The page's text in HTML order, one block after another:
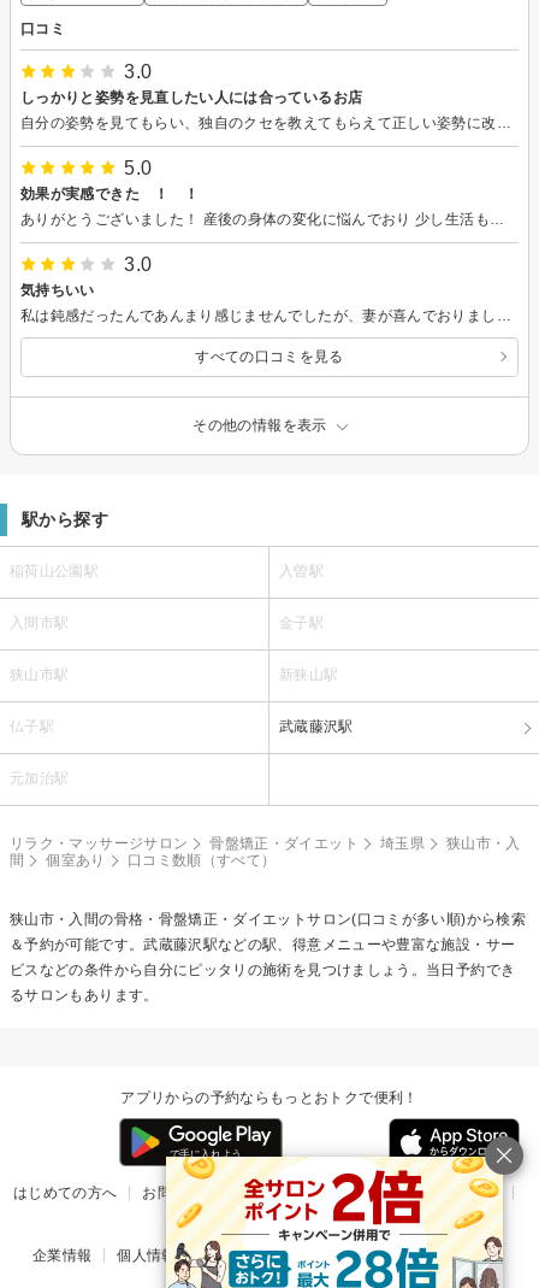
口コミ
3.0
しっかりと姿勢を見直したい人には合っているお店
5.0
効果が実感できた ！ ！
3.0
気持ちいい
すべての口コミを見る
その他の情報を表示
駅から探す
稲荷山公園駅 入曽駅
入間市駅 金子駅
狭山市駅 新狭山駅
仏子駅 武蔵藤沢駅
元加治駅
リラク・マッサージサロン 骨盤矯正・ダイエット 埼玉県
狭山市・入
間
個室あり 口コミ数順（すべて）
狭山市・入間の骨格・骨盤矯正・ダイエットサロン(口コミが多い順)から検索
＆予約が可能です。武蔵藤沢駅などの駅、得意メニューや豊富な施設・サー
ビスなどの条件から自分にピッタリの施術を見つけましょう。当日予約でき
るサロンもあります。
アプリからの予約ならもっとおトクで便利！
はじめての方へ お問い合わせ ヘルプ リリース情報
利用規約
掲載ご希望のサロン様
企業情報 個人情報保護方針 楽天のサービス一覧 アプリ一覧